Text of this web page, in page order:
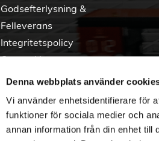
Denna webbplats använder
Vi använder enhetsidentifierare för
funktioner för sociala medier och
annan information från din enhet
Godsefterlysning &
Felleverans
Integritetspolicy
Om cookies